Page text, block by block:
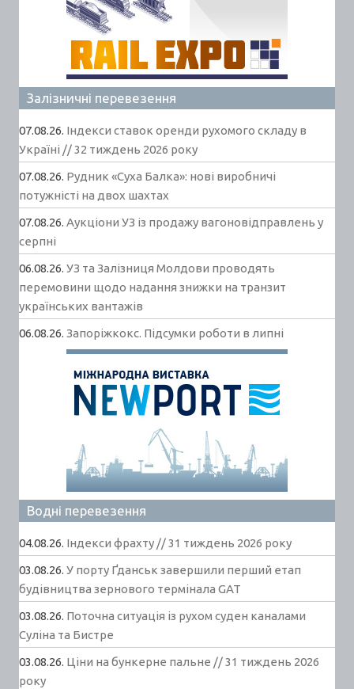
Залізничні перевезення
07.08.26. Індекси ставок оренди рухомого складу в
Україні // 32 тиждень 2026 року
07.08.26. Рудник «Суха Балка»: нові виробничі
потужністі на двох шахтах
07.08.26. Аукціони УЗ із продажу вагоновідправлень у
серпні
06.08.26. УЗ та Залізниця Молдови проводять
перемовини щодо надання знижки на транзит
українських вантажів
06.08.26. Запоріжкокс. Підсумки роботи в липні
Водні перевезення
04.08.26. Індекси фрахту // 31 тиждень 2026 року
03.08.26. У порту Ґданськ завершили перший етап
будівництва зернового термінала GAT
03.08.26. Поточна ситуація із рухом суден каналами
Суліна та Бистре
03.08.26. Ціни на бункерне пальне // 31 тиждень 2026
року